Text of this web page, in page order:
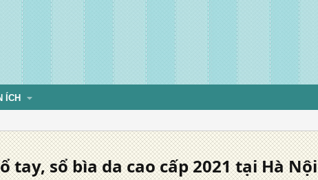
ÍCH
tay, sổ bìa da cao cấp 2021 tại Hà Nội